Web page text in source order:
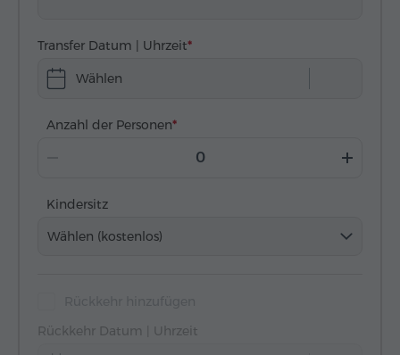
Transfer Datum | Uhrzeit
Wählen
Anzahl der Personen
Kindersitz
Wählen (kostenlos)
Rückkehr Datum | Uhrzeit